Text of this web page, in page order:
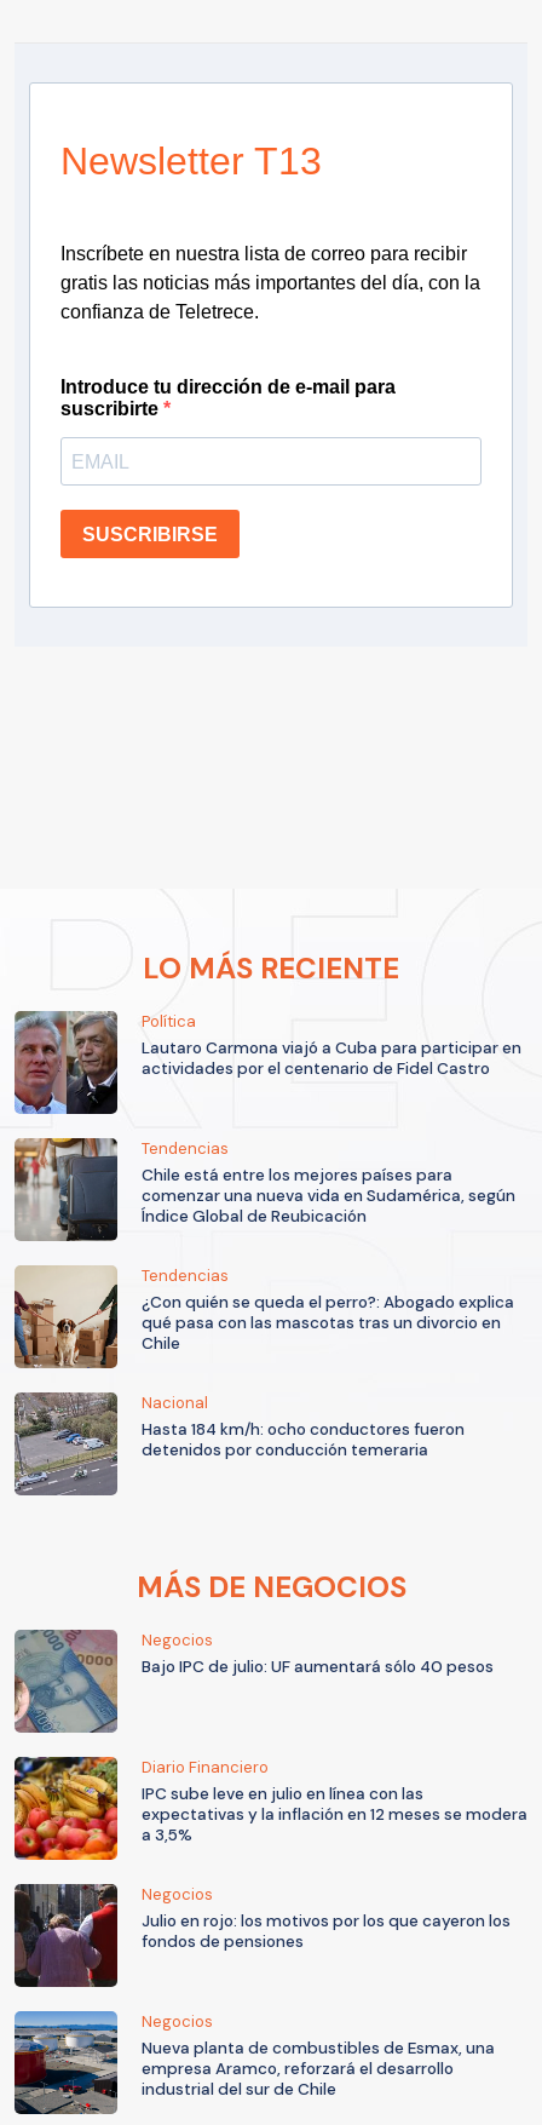
Newsletter T13
Inscríbete en nuestra lista de correo para recibir
gratis las noticias más importantes del día, con la
confianza de Teletrece.
Introduce tu dirección de e-mail para
suscribirte
SUSCRIBIRSE
LO MÁS RECIENTE
Política
Lautaro Carmona viajó a Cuba para participar en
actividades por el centenario de Fidel Castro
Tendencias
Chile está entre los mejores países para
comenzar una nueva vida en Sudamérica, según
Índice Global de Reubicación
Tendencias
¿Con quién se queda el perro?: Abogado explica
qué pasa con las mascotas tras un divorcio en
Chile
Nacional
Hasta 184 km/h: ocho conductores fueron
detenidos por conducción temeraria
MÁS DE NEGOCIOS
Negocios
Bajo IPC de julio: UF aumentará sólo 40 pesos
Diario Financiero
IPC sube leve en julio en línea con las
expectativas y la inflación en 12 meses se modera
a 3,5%
Negocios
Julio en rojo: los motivos por los que cayeron los
fondos de pensiones
Negocios
Nueva planta de combustibles de Esmax, una
empresa Aramco, reforzará el desarrollo
industrial del sur de Chile